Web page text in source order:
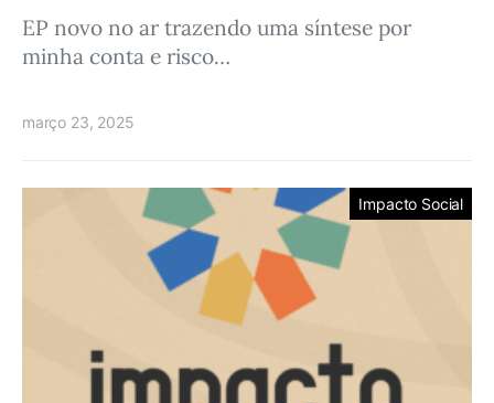
EP novo no ar trazendo uma síntese por
minha conta e risco…
março 23, 2025
Impacto Social